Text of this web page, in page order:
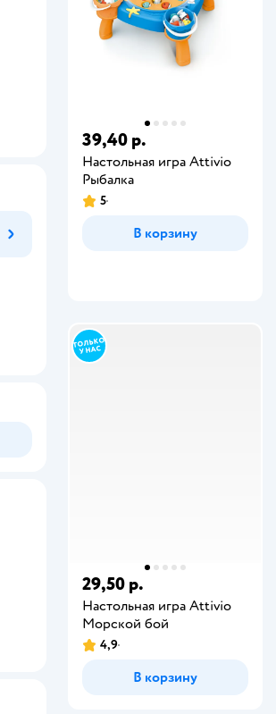
39,40 р.
Настольная игра Attivio
Рыбалка
5
В корзину
29,50 р.
Настольная игра Attivio
Морской бой
4,9
В корзину